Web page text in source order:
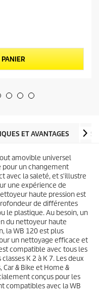
ET AVANTAGES
amovible universel
pour un changement
avec la saleté, et s'illustre
une expérience de
haute pression est
de différentes
le plastique. Au besoin, un
du nettoyeur haute
la WB 120 est plus
un nettoyage efficace et
compatible avec tous les
K 2 à K 7. Les deux
& Bike et Home &
conçus pour les
compatibles avec la WB